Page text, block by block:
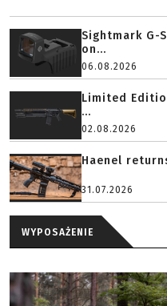
Sightmark G-
on...
06.08.2026
Limited
...
02.08.2026
Haenel
31.07.2026
WYPOSAŻENIE